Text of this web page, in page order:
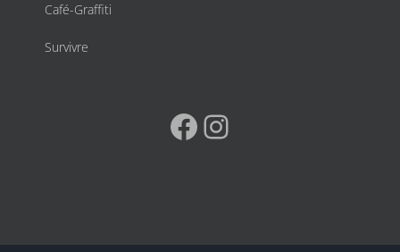
Café-Graffiti
Survivre
Facebook